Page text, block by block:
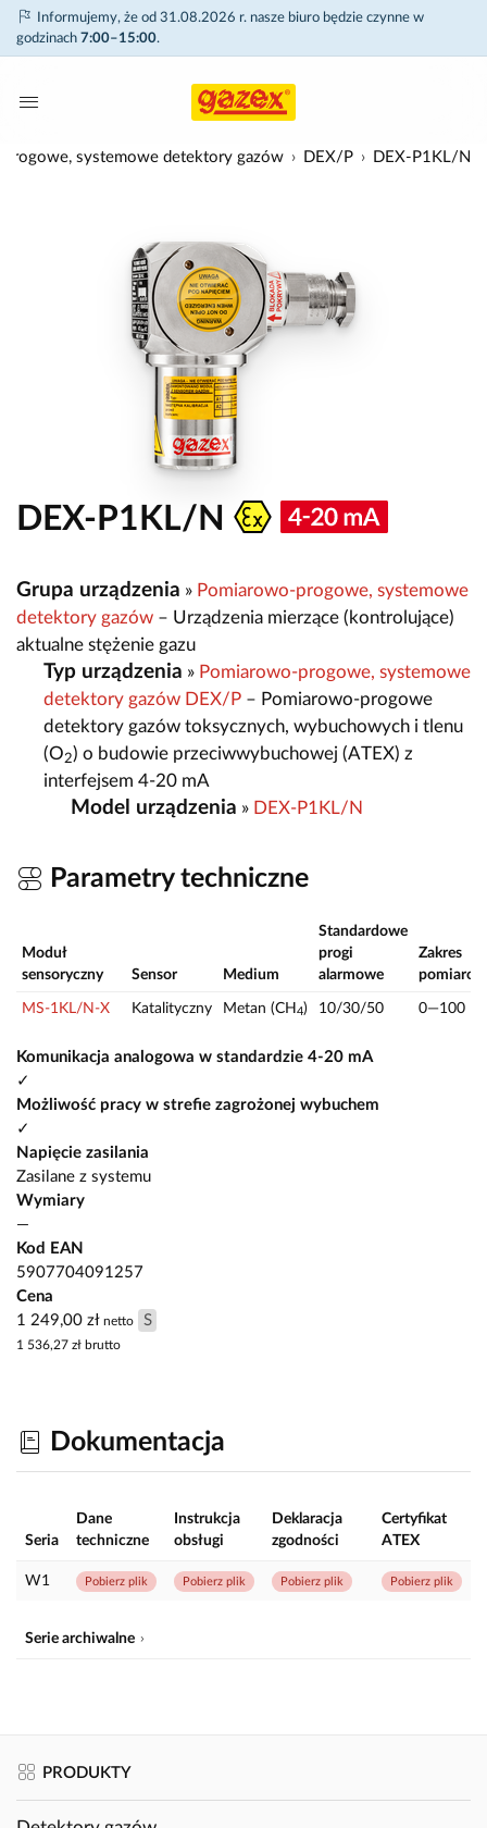
Informujemy, że od 31.08.2026 r. nasze biuro będzie czynne w
godzinach 7:00–15:00.
systemowe detektory gazów DEX/P DEX-P1KL/N
DEX-P1KL/N
Grupa urządzenia » Pomiarowo-progowe, systemowe
detektory gazów – Urządzenia mierzące (kontrolujące)
aktualne stężenie gazu
Typ urządzenia » Pomiarowo-progowe, systemowe
detektory gazów DEX/P – Pomiarowo-progowe
detektory gazów toksycznych, wybuchowych i tlenu
(O2) o budowie przeciwwybuchowej (ATEX) z
interfejsem 4-20 mA
Model urządzenia » DEX-P1KL/N
Parametry techniczne
Moduł
sensoryczny
Sensor Medium
Standardowe
progi
alarmowe
Zakres
MS-1KL/N-X Katalityczny Metan (CH 4) 10/30/50 0—100
Komunikacja analogowa w standardzie 4-20 mA
✓
Możliwość pracy w strefie zagrożonej wybuchem
✓
Napięcie zasilania
Zasilane z systemu
Wymiary
—
Kod EAN
5907704091257
Cena
1 249,00 zł netto S
1 536,27 zł brutto
Dokumentacja
Seria
Dane
techniczne
Instrukcja
obsługi
Deklaracja
zgodności
Certyfikat
ATEX
W1 Pobierz plik Pobierz plik Pobierz plik Pobierz plik
Serie archiwalne
PRODUKTY